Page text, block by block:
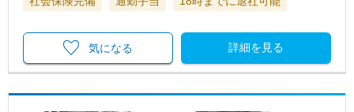
詳細を見る
気になる